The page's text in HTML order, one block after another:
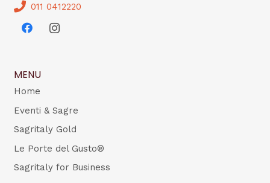
011 0412220
MENU
Home
Eventi & Sagre
Sagritaly Gold
Le Porte del Gusto®
Sagritaly for Business